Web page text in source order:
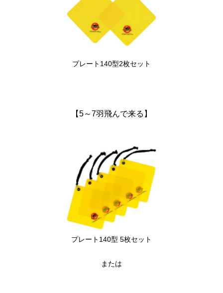
プレート140型2枚セット
【5～7羽飛んで来る】
プレート140型 5枚セット
または